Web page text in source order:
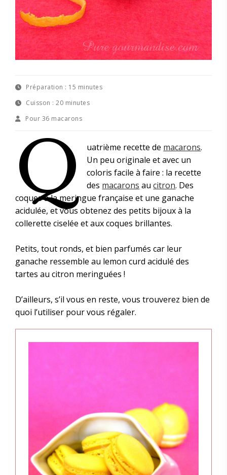
Préparation : 15 minutes
Cuisson : 20 minutes
Pour 36 macarons
Q uatrième recette de macarons.
Un peu originale et avec un
coloris facile à faire : la recette
des macarons aucitron. Des
coques à la meringue française et une ganache
acidulée, et vous obtenez des petits bijoux à la
collerette ciselée et aux coques brillantes.
Petits, tout ronds, et bien parfumés car leur
ganache ressemble au lemon curd acidulé des
tartes au citron meringuées !
D’ailleurs, s’il vous en reste, vous trouverez bien de
quoi l’utiliser pour vous régaler.